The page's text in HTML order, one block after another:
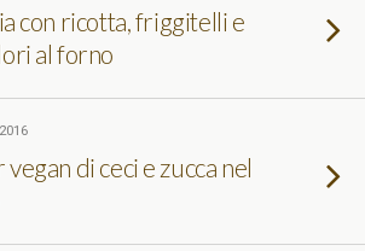
con ricotta, friggitelli e
al forno
di ceci e zucca nel